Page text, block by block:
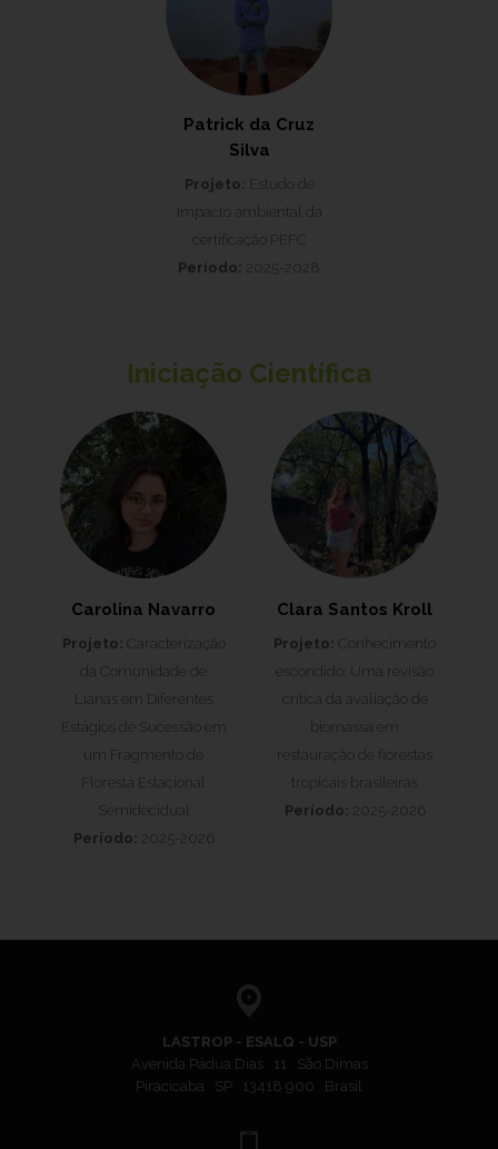
Patrick da Cruz
Silva
Projeto: Estudo de
Impacto ambiental da
certificação PEFC
Período: 2025-2028
Iniciação Científica
Carolina Navarro
Projeto: Caracterização
da Comunidade de
Lianas em Diferentes
Estágios de Sucessão em
um Fragmento de
Floresta Estacional
Semidecidual
Período: 2025-2026
Clara Santos Kroll
Projeto: Conhecimento
escondido: Uma revisão
crítica da avaliação de
biomassa em
restauração de florestas
tropicais brasileiras
Período: 2025-2026
LASTROP - ESALQ - USP
Avenida Pádua Dias 11 São Dimas
Piracicaba SP 13418 900 Brasil